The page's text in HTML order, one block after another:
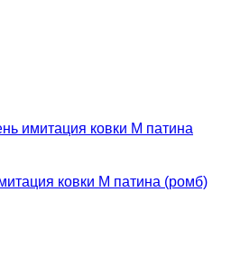
ковки М патина (ромб)